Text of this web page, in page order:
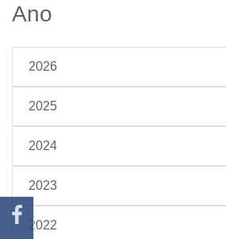
Ano
2026
2025
2024
2023
2022